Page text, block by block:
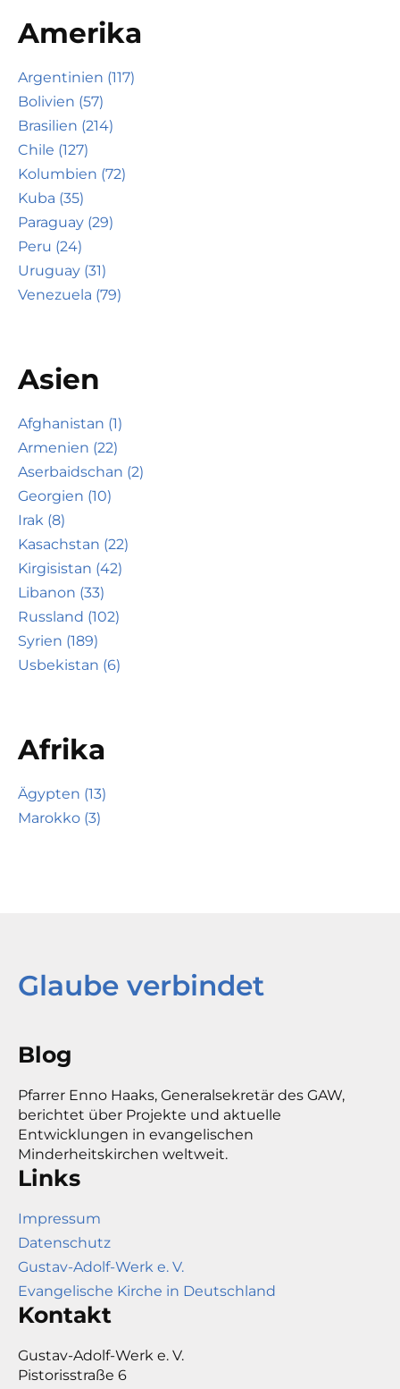
Amerika
Argentinien (117)
Bolivien (57)
Brasilien (214)
Chile (127)
Kolumbien (72)
Kuba (35)
Paraguay (29)
Peru (24)
Uruguay (31)
Venezuela (79)
Asien
Afghanistan (1)
Armenien (22)
Aserbaidschan (2)
Georgien (10)
Irak (8)
Kasachstan (22)
Kirgisistan (42)
Libanon (33)
Russland (102)
Syrien (189)
Usbekistan (6)
Afrika
Ägypten (13)
Marokko (3)
Glaube verbindet
Blog
Pfarrer Enno Haaks, Generalsekretär des GAW,
berichtet über Projekte und aktuelle
Entwicklungen in evangelischen
Minderheitskirchen weltweit.
Links
Impressum
Datenschutz
Gustav-Adolf-Werk e. V.
Evangelische Kirche in Deutschland
Kontakt
Gustav-Adolf-Werk e. V.
Pistorisstraße 6